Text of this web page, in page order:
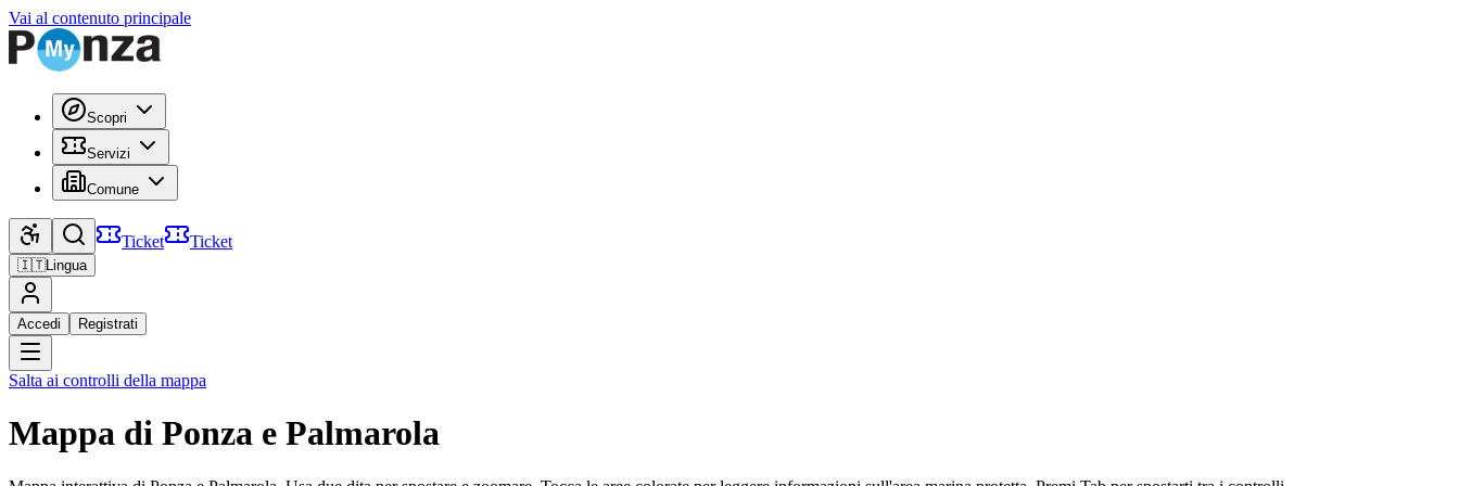
Vai al contenuto principale
Scopri
Servizi
Comune
Ticket Ticket
🇮🇹Lingua
Accedi Registrati
Salta ai controlli della mappa
Mappa di Ponza e Palmarola